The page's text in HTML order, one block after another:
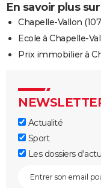
En savoir plus
Chapelle-Vallon
Ecole à Chapelle-
Prix immobilier à
Actualité
Sport
Les dossiers d'actu